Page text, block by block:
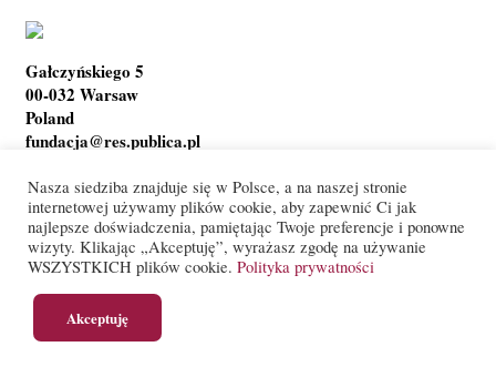
Gałczyńskiego 5
00-032 Warsaw
Poland
fundacja@res.publica.pl
© Res Publica Foundation
Polityka prywatności Warunki korzystania
Nasza siedziba znajduje się w Polsce, a na naszej stronie
internetowej używamy plików cookie, aby zapewnić Ci jak
najlepsze doświadczenia, pamiętając Twoje preferencje i ponowne
wizyty. Klikając „Akceptuję”, wyrażasz zgodę na używanie
WSZYSTKICH plików cookie. Polityka prywatności
Akceptuję